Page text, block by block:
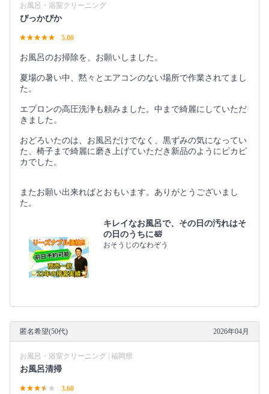
お風呂・浴室クリーニング
ぴっかぴか
5.00
お風呂のお掃除を、お願いしました。
夏場の暑い中、黙々とエアコンのない場所で作業されてまし
た。
エプロンの高圧洗浄も頼みました。中まで綺麗にしていただ
きました。
おどろいたのは、お風呂だけでなく、黒ずみの気になってい
た、椅子まで綺麗に磨き上げていただき新品のようにピカピ
カでした。
またお願い出来ればとおもいます。ありがとうございまし
た。
キレイなお風呂で、その日の汚れはそ
の日のうちに🛀
おそうじのなわぞう
匿名希望(50代) 2026年04月
お風呂・浴室クリーニング | 福岡県
お風呂清掃
3.60